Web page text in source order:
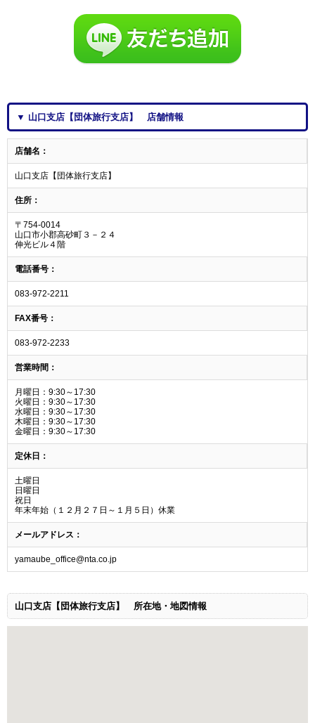
▼ 山口支店【団体旅行支店】 店舗情報
店舗名：
山口支店【団体旅行支店】
住所：
〒754-0014
山口市小郡高砂町３－２４
伸光ビル４階
電話番号：
083-972-2211
FAX番号：
083-972-2233
営業時間：
月曜日：9:30～17:30
火曜日：9:30～17:30
水曜日：9:30～17:30
木曜日：9:30～17:30
金曜日：9:30～17:30
定休日：
土曜日
日曜日
祝日
年末年始（１２月２７日～１月５日）休業
メールアドレス：
yamaube_office@nta.co.jp
山口支店【団体旅行支店】 所在地・地図情報